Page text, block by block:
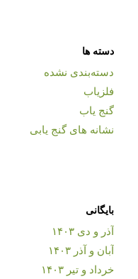
دسته ها
دسته‌بندی نشده
فلزیاب
گنج یاب
نشانه های گنج یابی
بایگانی
آذر و دی ۱۴۰۳
آبان و آذر ۱۴۰۳
خرداد و تیر ۱۴۰۳